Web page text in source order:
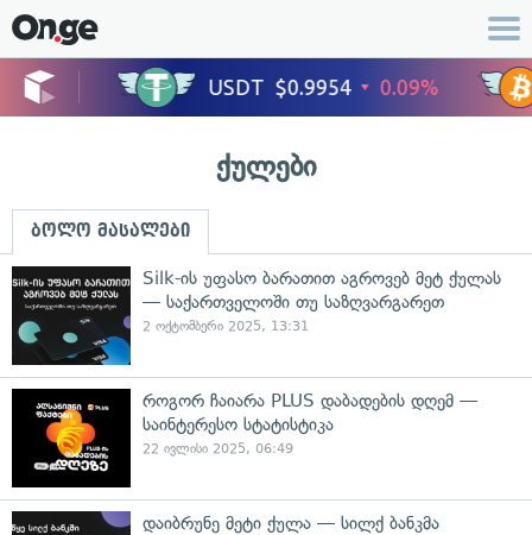
ქულები
ბოლო მასალები
Silk-ის უფასო ბარათით აგროვებ მეტ ქულას
— საქართველოში თუ საზღვარგარეთ
2 ოქტომბერი 2025, 13:31
როგორ ჩაიარა PLUS დაბადების დღემ —
საინტერესო სტატისტიკა
22 ივლისი 2025, 06:49
დაიბრუნე მეტი ქულა — სილქ ბანკმა